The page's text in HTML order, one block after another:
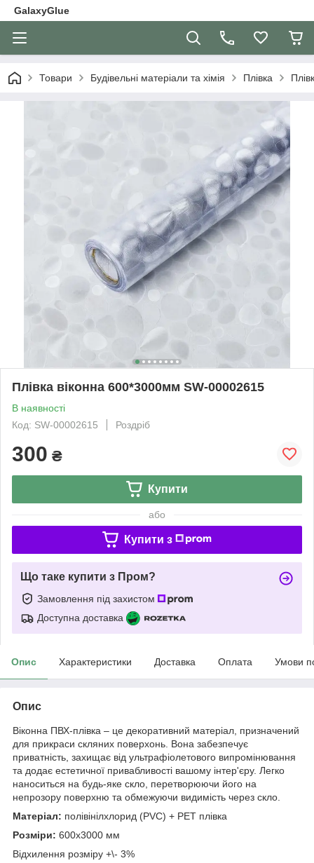
GalaxyGlue
Товари Будівельні матеріали та хімія Плівка
Плівка віконна 600*3000мм SW-00002615
В наявності
Код: SW-00002615
Роздріб
300 ₴
Купити
або
Купити з
Що таке купити з Пром?
Замовлення під захистом
Доступна доставка
Опис Характеристики Доставка Оплата Умови
Опис
Віконна ПВХ-плівка – це декоративний матеріал, призначений
для прикраси скляних поверхонь. Вона забезпечує
приватність, захищає від ультрафіолетового випромінювання
та додає естетичної привабливості вашому інтер'єру. Легко
наноситься на будь-яке скло, перетворюючи його на
непрозору поверхню та обмежуючи видимість через скло.
Матеріал: полівінілхлорид (PVC) + РЕТ плівка
Розміри: 600х3000 мм
Відхилення розміру +\- 3%